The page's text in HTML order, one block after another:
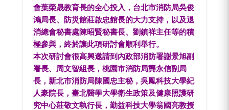
會葉榮晟教育長的全心投入，台北市消防局吳俊
鴻局長、防災館莊啟忠館長的大力支持，以及退
消總會秘書處陳昭賢秘書長、劉鎮祥主任等的積
極參與，終於讓此項研討會順利舉行。
本次研討會很高興邀請到內政部消防署謝景旭副
署長、周文智組長，桃園市消防局龔永信副局
長，新北市消防局陳國忠主秘，吳鳳科技大學紀
人豪院長，臺北醫學大學衛生政策及健康照護研
究中心莊敬文執行長，勤益科技大學翁國亮教授